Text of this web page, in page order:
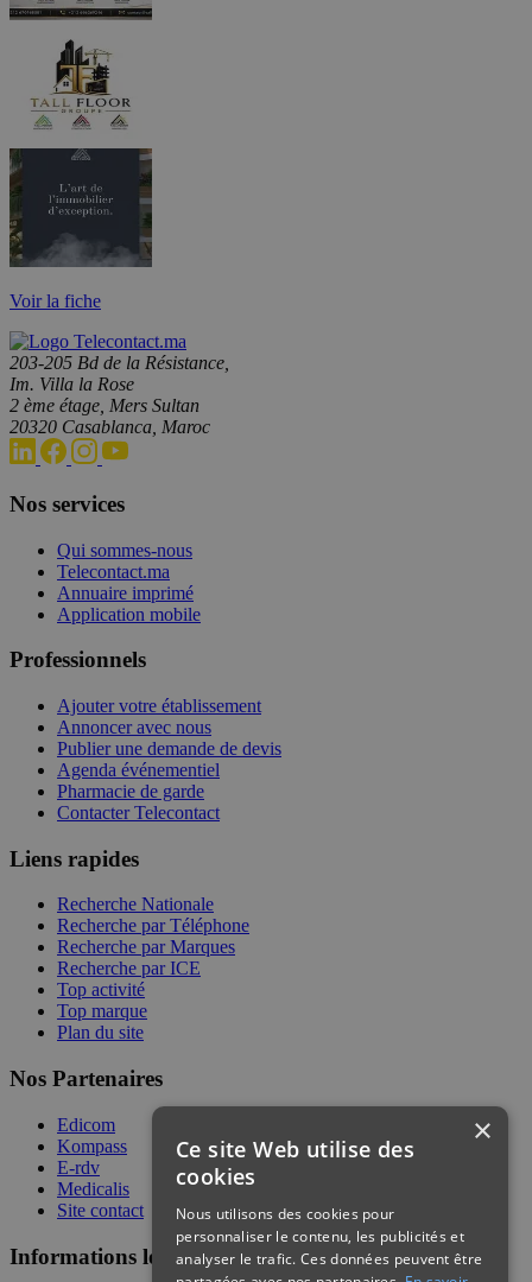
Voir la fiche
203-205 Bd de la Résistance,
Im. Villa la Rose
2 ème étage, Mers Sultan
20320 Casablanca, Maroc
Nos services
Qui sommes-nous
Telecontact.ma
Annuaire imprimé
Application mobile
Professionnels
Ajouter votre établissement
Annoncer avec nous
Publier une demande de devis
Agenda événementiel
Pharmacie de garde
Contacter Telecontact
Liens rapides
Recherche Nationale
Recherche par Téléphone
Recherche par Marques
Recherche par ICE
Top activité
Top marque
Plan du site
Nos Partenaires
Edicom
Kompass
E-rdv
Medicalis
Site contact
Informations légales
×
Ce site Web utilise des
cookies
Nous utilisons des cookies pour
personnaliser le contenu, les publicités et
analyser le trafic. Ces données peuvent être